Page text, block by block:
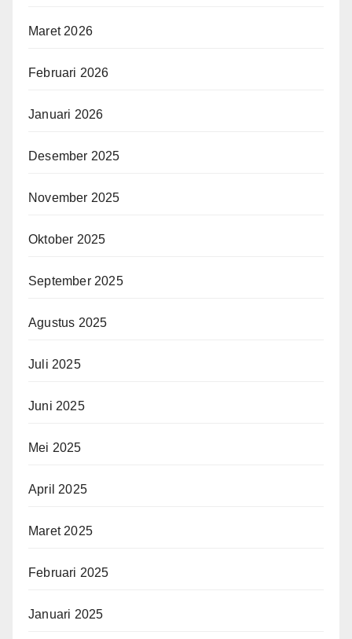
Maret 2026
Februari 2026
Januari 2026
Desember 2025
November 2025
Oktober 2025
September 2025
Agustus 2025
Juli 2025
Juni 2025
Mei 2025
April 2025
Maret 2025
Februari 2025
Januari 2025